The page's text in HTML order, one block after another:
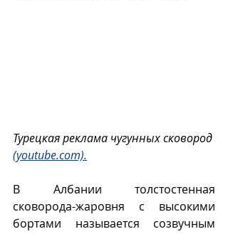
Турецкая реклама чугунных сковород
(youtube.com).
В Албании толстостенная
сковорода-жаровня с высокими
бортами называется созвучным